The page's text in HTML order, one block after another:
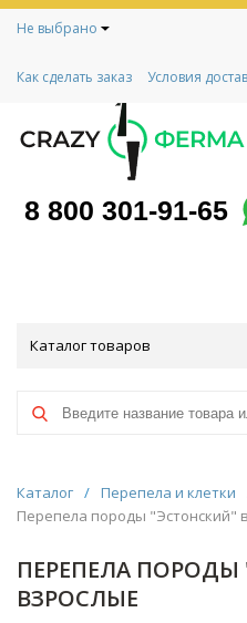
Не выбрано
Как сделать заказ Условия
Контакты
Социальный контракт
Любимая
8 800 301-91-65
Каталог товаров
Каталог / Перепела и клетки
Перепела породы "Эстонский"
ПЕРЕПЕЛА
ВЗРОСЛЫЕ